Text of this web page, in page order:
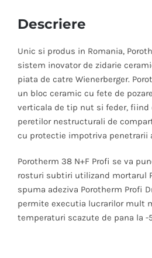
Descriere
Unic si produs in Romania,
sistem inovator de zidarie
piata de catre Wienerberger.
un bloc ceramic cu fete de
verticala de tip nut si feder,
peretilor nestructurali de
cu protectie impotriva penetrarii
Porotherm 38 N+F Profi se va
rosturi subtiri utilizand mortarul
spuma adeziva Porotherm Profi
permite executia lucrarilor mult
temperaturi scazute de pana la -